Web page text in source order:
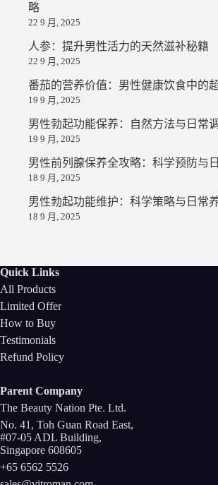
略
22 9 月, 2025
人参：提升男性活力的天然滋补秘籍
22 9 月, 2025
番茄的营养价值：男性健康饮食中的
19 9 月, 2025
男性勃起功能保养：自然方法与日常
19 9 月, 2025
男性前列腺保养全攻略：科学预防与
18 9 月, 2025
男性勃起功能维护：科学策略与日常
18 9 月, 2025
Quick Links
All Products
Limited Offer
How to Buy
Testimonials
Refund Policy
Parent Company
The Beauty Nation Pte. Ltd.
No. 41, Toh Guan Road East,
#07-05 ADL Building,
Singapore 608605
+65 6562 5526